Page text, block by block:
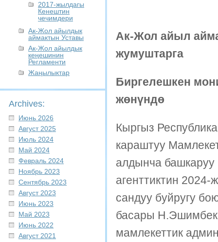
2017-жылдагы
Кенештин
чечимдери
Ак-Жол айылдык
аймактын Уставы
Ак-Жол айылдык
кеңешинин
Регламенти
Жаңылыктар
Archives:
Июнь 2026
Август 2025
Июль 2024
Май 2024
Февраль 2024
Ноябрь 2023
Сентябрь 2023
Август 2023
Июнь 2023
Май 2023
Июнь 2022
Август 2021
Ак-Жол айыл
жумуштарга
Биргелешкен
жөнүндө
Кыргыз
караштуу
алдынча
агенттиктин
сандуу буйругу
басары
мамлекеттик